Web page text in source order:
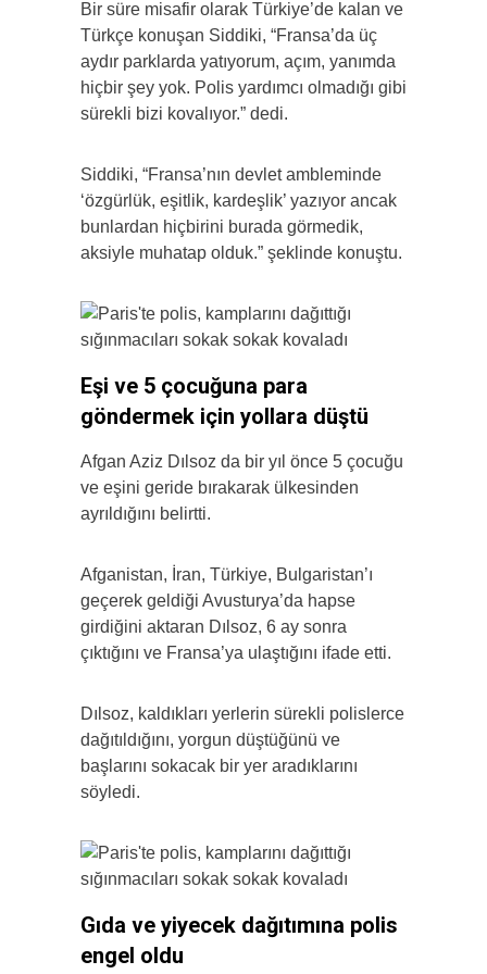
Bir süre misafir olarak Türkiye’de kalan ve
Türkçe konuşan Siddiki, “Fransa’da üç
aydır parklarda yatıyorum, açım, yanımda
hiçbir şey yok. Polis yardımcı olmadığı gibi
sürekli bizi kovalıyor.” dedi.
Siddiki, “Fransa’nın devlet ambleminde
‘özgürlük, eşitlik, kardeşlik’ yazıyor ancak
bunlardan hiçbirini burada görmedik,
aksiyle muhatap olduk.” şeklinde konuştu.
Eşi ve 5 çocuğuna para
göndermek için yollara düştü
Afgan Aziz Dılsoz da bir yıl önce 5 çocuğu
ve eşini geride bırakarak ülkesinden
ayrıldığını belirtti.
Afganistan, İran, Türkiye, Bulgaristan’ı
geçerek geldiği Avusturya’da hapse
girdiğini aktaran Dılsoz, 6 ay sonra
çıktığını ve Fransa’ya ulaştığını ifade etti.
Dılsoz, kaldıkları yerlerin sürekli polislerce
dağıtıldığını, yorgun düştüğünü ve
başlarını sokacak bir yer aradıklarını
söyledi.
Gıda ve yiyecek dağıtımına polis
engel oldu